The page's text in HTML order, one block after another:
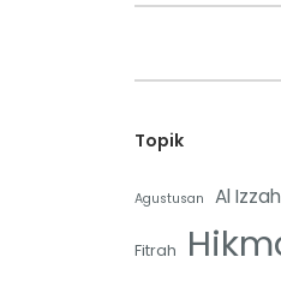
Topik
Agustusan Al Izzah
Fitrah